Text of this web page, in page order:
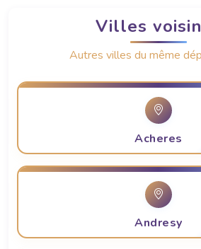
Villes
Autres villes du même
Acheres
Andresy